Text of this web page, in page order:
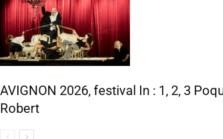
AVIGNON 2026, festival In : 1, 2, 3
Robert